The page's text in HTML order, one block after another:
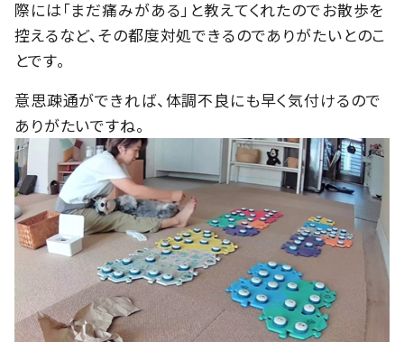
際には「まだ痛みがある」と教えてくれたのでお散歩を
控えるなど、その都度対処できるのでありがたいとのこ
とです。
意思疎通ができれば、体調不良にも早く気付けるので
ありがたいですね。